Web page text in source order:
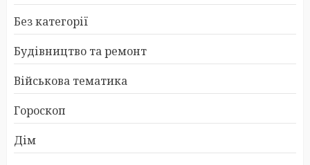
Без категорії
Будівництво та ремонт
Військова тематика
Гороскоп
Дім